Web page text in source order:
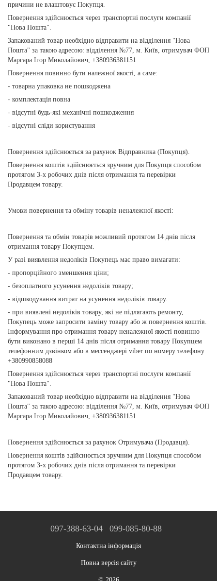
причини не влаштовує Покупця.
Повернення здійснюється через транспортні послуги компанії
"Нова Пошта".
Запакований товар необхідно відправити на відділення "Нова
Пошта" за такою адресою: відділення №77, м. Київ, отримувач ФОП
Маргара Ігор Миколайович, +380936381151
Повернення повинно бути належної якості, а саме:
- товарна упаковка не пошкоджена
- комплектація повна
- відсутні будь-які механічні пошкодження
- відсутні сліди користування
Повернення здійснюється за рахунок Відправника (Покупця).
Повернення коштів здійснюється зручним для Покупця способом
протягом 3-х робочих днів після отримання та перевірки
Продавцем товару.
Умови повернення та обміну товарів неналежної якості:
Повернення та обмін товарів можливий протягом 14 днів після
отримання товару Покупцем.
У разі виявлення недоліків Покупець має право вимагати:
- пропорційного зменшення ціни;
- безоплатного усунення недоліків товару;
- відшкодування витрат на усунення недоліків товару.
- при виявлені недоліків товару, які не підлягають ремонту,
Покупець може запросити заміну товару або ж повернення коштів.
Інформування про отримання товару неналежної якості повинно
бути виконано в перші 14 днів після отримання товару Покупцем
телефонним дзвінком або в мессенджері viber по номеру телефону
+380990858088
Повернення здійснюється через транспортні послуги компанії
"Нова Пошта".
Запакований товар необхідно відправити на відділення "Нова
Пошта" за такою адресою: відділення №77, м. Київ, отримувач ФОП
Маргара Ігор Миколайович, +380936381151
Повернення здійснюється за рахунок Отримувача (Продавця).
Повернення коштів здійснюється зручним для Покупця способом
протягом 3-х робочих днів після отримання та перевірки
Продавцем товару.
097-388-63-04 099-085-80-88
Контактна інформація
Повна версія сайту